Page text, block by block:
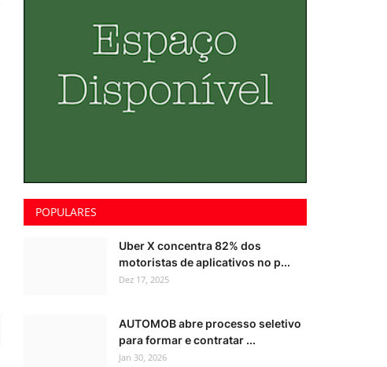
POPULARES
Uber X concentra 82% dos
motoristas de aplicativos no p...
Dez 17, 2025
AUTOMOB abre processo seletivo
para formar e contratar ...
Jan 30, 2026